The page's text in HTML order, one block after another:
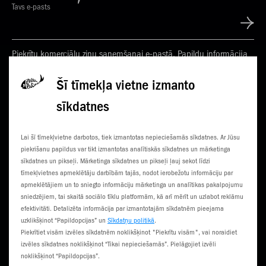
Šī tīmekļa vietne izmanto
sīkdatnes
Lai šī tīmekļvietne darbotos, tiek izmantotas nepieciešamās sīkdatnes. Ar Jūsu
piekrišanu papildus var tikt izmantotas analītiskās sīkdatnes un mārketinga
sīkdatnes un pikseļi. Mārketinga sīkdatnes un pikseļi ļauj sekot līdzi
tīmekļvietnes apmeklētāju darbībām tajās, nodot ierobežotu informāciju par
apmeklētājiem un to sniegto informāciju mārketinga un analītikas pakalpojumu
sniedzējiem, tai skaitā sociālo tīklu platformām, kā arī mērīt un uzlabot reklāmu
efektivitāti. Detalizēta informācija par izmantotajām sīkdatnēm pieejama
uzklikšķinot “Papildopcijas” un Sīkdatņu politikā.
Piekrītiet visām izvēles sīkdatnēm noklikšķinot "Piekrītu visām", vai noraidiet
izvēles sīkdatnes noklikšķinot “Tikai nepieciešamās”. Pielāgojiet izvēli
noklikšķinot “Papildopcijas”.
Tavs e-pasts
Piekrītu komerciālu ziņu saņemšanai e-pastā. Papildu informācija
KLIENTU CENTRI
SŪTI SMS
ČEMPIONĀTS
3G NORIETS
TŪRISTIEM